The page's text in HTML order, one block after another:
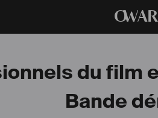
O
du film
Bande